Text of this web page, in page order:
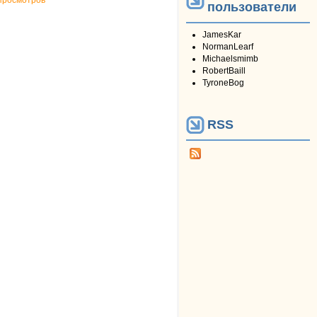
пользователи
JamesKar
NormanLearf
Michaelsmimb
RobertBaill
TyroneBog
RSS